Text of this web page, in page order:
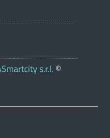
s.r.l. ©